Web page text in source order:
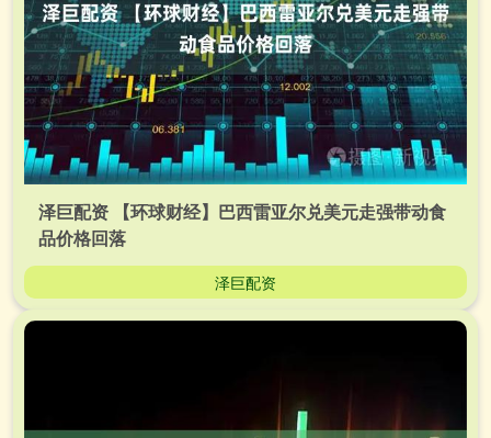
泽巨配资 【环球财经】巴西雷亚尔兑美元走强带动食
品价格回落
泽巨配资